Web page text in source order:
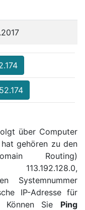
über Computer
gehören zu den
Routing)
Systemnummer
IP-Adresse für
Können Sie Ping